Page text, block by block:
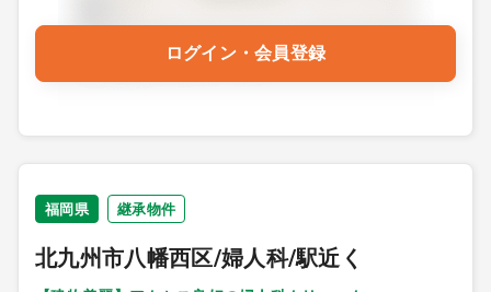
ログイン・会員登録
福岡県 継承物件
北九州市八幡西区/婦人科/駅近く